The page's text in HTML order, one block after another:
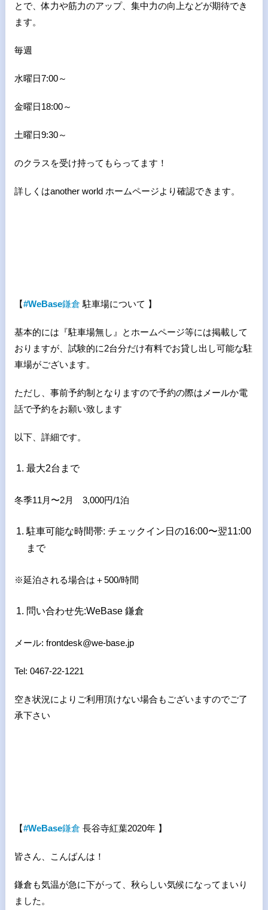
とで、体力や筋力のアップ、集中力の向上などが期待でき
ます。
毎週
水曜日7:00～
金曜日18:00～
土曜日9:30～
のクラスを受け持ってもらってます！
詳しくはanother world ホームページより確認できます。
【#WeBase鎌倉 駐車場について 】
基本的には『駐車場無し』とホームページ等には掲載して
おりますが、試験的に2台分だけ有料でお貸し出し可能な駐
車場がございます。
ただし、事前予約制となりますので予約の際はメールか電
話で予約をお願い致します
以下、詳細です。
最大2台まで
冬季11月〜2月 3,000円/1泊
駐車可能な時間帯: チェックイン日の16:00〜翌11:00
まで
※延泊される場合は＋500/時間
問い合わせ先:WeBase 鎌倉
メール: frontdesk@we-base.jp
Tel: 0467-22-1221
空き状況によりご利用頂けない場合もございますのでご了
承下さい
【#WeBase鎌倉 長谷寺紅葉2020年 】
皆さん、こんばんは！
鎌倉も気温が急に下がって、秋らしい気候になってまいり
ました。